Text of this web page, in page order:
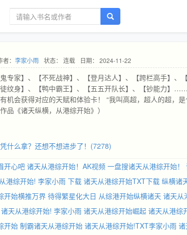
者： 李家小雨 状态： 连载 日期： 2024-11-22
专家】、【不死战神】、【登月达人】、【跨栏高手】、
纹身】、【鸭中霸王】、【五五开队长】、【钞能力】
机会获得对应的天赋和体验卡！ “我叫高超，超人的超，是
品《诸天纵横，从港综开始》）
什么拿？还想不想进步了！(7278)
开心吧 诸天从港综开始！AK视频 一盘搜诸天从港综开始！
港综开始! 李家小雨 下载 诸天从港综开始TXT下载 纵横诸
开始横推万界 待得繁星化大日 从综港开始纵横诸天 诸天从
诸天从港综开始! 李家小雨 诸天从港综开始崛起 诸天从港综
开始制霸诸天从港综开始 诸天从港综开始!TXT李家小雨